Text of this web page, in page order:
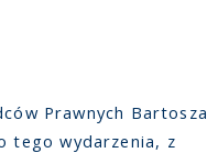
Prawnych Bartosza
tego wydarzenia, z